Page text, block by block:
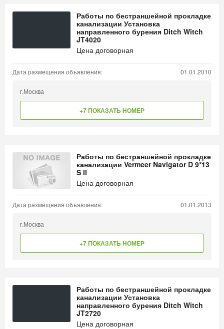
Работы по бестраншейной прокладке
канализации Установка
направленного бурения Ditch Witch
JT4020
Цена договорная
Дата размещения объявления: 01.01.2010
г.Москва
+7 ПОКАЗАТЬ НОМЕР
Работы по бестраншейной прокладке
канализации Vermeer Navigator D 9*13
S II
Цена договорная
Дата размещения объявления: 01.01.2013
г.Москва
+7 ПОКАЗАТЬ НОМЕР
Работы по бестраншейной прокладке
канализации Установка
направленного бурения Ditch Witch
JT2720
Цена договорная